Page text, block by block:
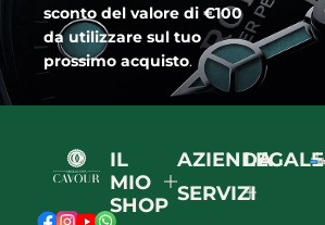
sconto del valore di €100
da utilizzare sul tuo
prossimo acquisto.
IL
MIO
SHOP
AZIENDA
SERVIZI
LEGALE